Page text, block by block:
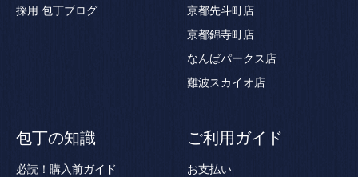
採用 包丁ブログ
京都先斗町店
京都錦寺町店
なんばパークス店
難波スカイオ店
包丁の知識
必読！購入前ガイド
ご利用ガイド
お支払い